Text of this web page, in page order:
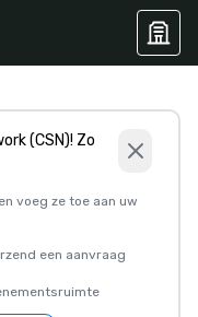
(CSN)! Zo
voeg ze toe aan uw
een aanvraag